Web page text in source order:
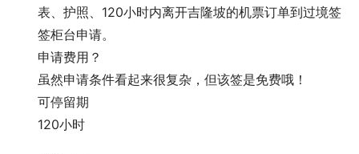
表、护照、120小时内离开吉隆坡的机票订单到过境签
签柜台申请。
申请费用？
虽然申请条件看起来很复杂，但该签是免费哦！
可停留期
120小时